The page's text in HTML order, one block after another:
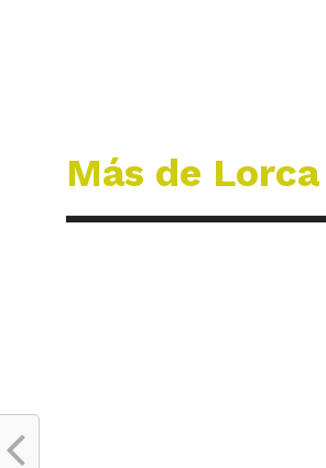
Más de Lorca